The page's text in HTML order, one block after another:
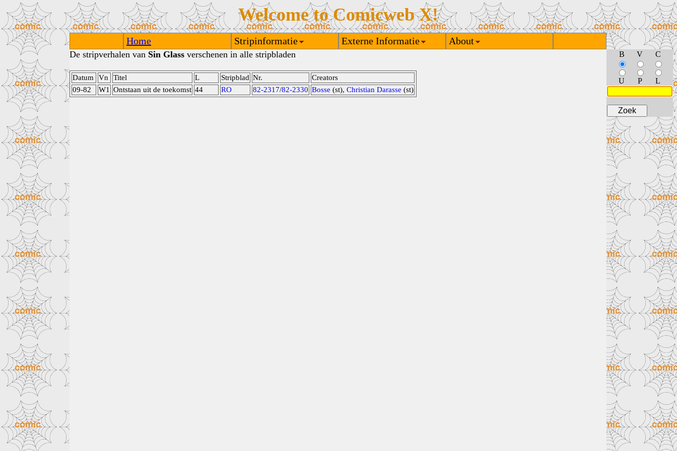
Welcome to Comicweb X!
Home Stripinformatie Externe Informatie About
De stripverhalen van Sin Glass verschenen in alle stripbladen
Datum Vn Titel L Stripblad Nr.
Creators
09-82
W1 Ontstaan uit de toekomst 44 RO 82-2317/82-2330 Bosse (st), Christian Darasse (st)
B V C
U P L